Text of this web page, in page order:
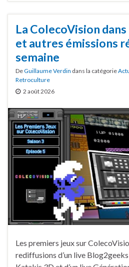
La ColecoVision
et autres émissions
semaine
DeGuillaume Verdin dans la catégorie
Retroculture
2 août 2026
Les premiers jeux sur
rediffusions d’un live